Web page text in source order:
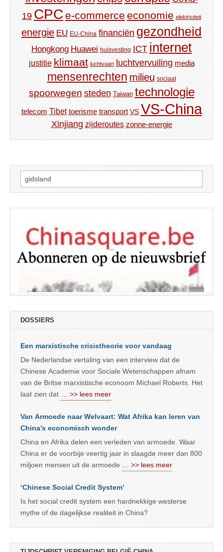
19 CPC e-commerce economie elektriciteit
energie EU EU-China financiën gezondheid
Hongkong Huawei huisvesting ICT internet
justitie klimaat luchtvaart luchtvervuiling media
mensenrechten milieu sociaal
spoorwegen steden Taiwan technologie
telecom Tibet toerisme transport VS VS-China
Xinjiang zijderoutes zonne-energie
Zoeken
naar:
DOSSIERS
Een marxistische crisistheorie voor vandaag
De Nederlandse vertaling van een interview dat de
Chinese Academie voor Sociale Wetenschappen afnam
van de Britse marxistische econoom Michael Roberts. Het
laat zien dat
… >> lees meer
Van Armoede naar Welvaart: Wat Afrika kan leren van
China’s economisch wonder
China en Afrika delen een verleden van armoede. Waar
China er de voorbije veertig jaar in slaagde meer dan 800
miljoen mensen uit de armoede
… >> lees meer
‘Chinese Social Credit System’
Is het social credit system een hardnekkige westerse
mythe of de dagelijkse realiteit in China?